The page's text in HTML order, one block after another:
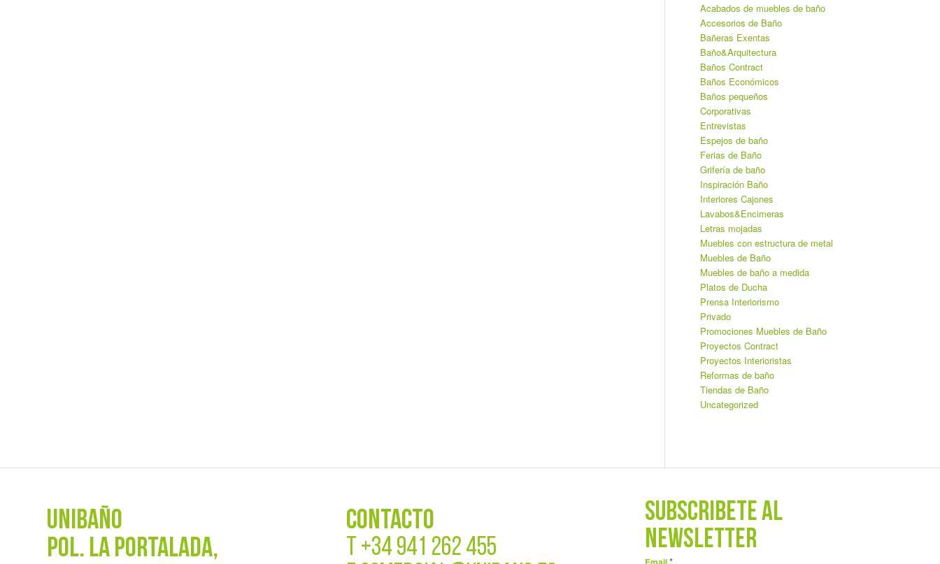
Acabados de muebles de baño
Accesorios de Baño
Bañeras Exentas
Baño&Arquitectura
Baños Contract
Baños Económicos
Baños pequeños
Corporativas
Entrevistas
Espejos de baño
Ferias de Baño
Grifería de baño
Inspiración Baño
Interiores Cajones
Lavabos&Encimeras
Letras mojadas
Muebles con estructura de metal
Muebles de Baño
Muebles de baño a medida
Platos de Ducha
Prensa Interiorismo
Privado
Promociones Muebles de Baño
Proyectos Contract
Proyectos Interioristas
Reformas de baño
Tiendas de Baño
Uncategorized
UNIBAÑO
POL. La Portalada,
CONTACTO
T +34 941 262 455
SUBSCRÍBETE AL
NEWSLETTER
*